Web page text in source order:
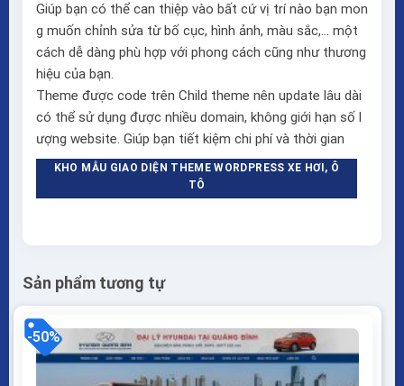
Giúp bạn có thể can thiệp vào bất cứ vị trí nào bạn mon
g muốn chỉnh sửa từ bố cục, hình ảnh, màu sắc,… một
cách dễ dàng phù hợp với phong cách cũng như thương
hiệu của bạn.
Theme được code trên Child theme nên update lâu dài
có thể sử dụng được nhiều domain, không giới hạn số l
ượng website. Giúp bạn tiết kiệm chi phí và thời gian
KHO MẪU GIAO DIỆN THEME WORDPRESS XE HƠI, Ô
TÔ
Sản phẩm tương tự
-50%